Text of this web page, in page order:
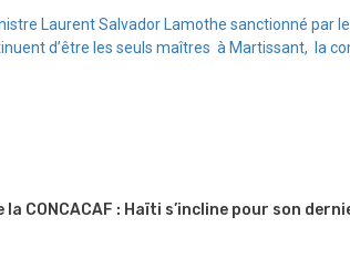
Laurent Salvador Lamothe sanctionné par
d’être les seuls maîtres à Martissant, la
CONCACAF : Haïti s’incline pour son